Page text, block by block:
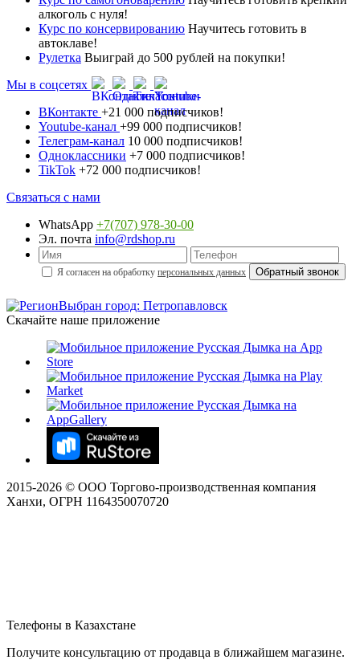
алкоголь с нуля!
Курс по консервированию Научитесь готовить в
автоклаве!
Рулетка Выиграй до 500 рублей на покупки!
Мы в соцсетях
ВКонтакте +21 000 подписчиков!
Youtube-канал +99 000 подписчиков!
Телеграм-канал 10 000 подписчиков!
Одноклассники +7 000 подписчиков!
TikTok +72 000 подписчиков!
Связаться с нами
WhatsApp +7(707) 978-30-00
Эл. почта info@rdshop.ru
Я согласен на обработку персональных данных
Выбран город: Петропавловск
Скачайте наше приложение
2015-2026 © ООО Торгово-производственная компания
Ханхи, ОГРН 1164350070720
Телефоны в Казахстане
Получите консультацию от продавца в ближайшем магазине.